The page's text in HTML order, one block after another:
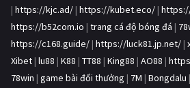
| https://kjc.ad/ | https://kubet.eco/ |
https://b52com.io | trang cá độ bóng đá |
https://c168.guide/ | https://luck81.jp.net/ |
Xibet | lu88 | K88 | TT88 | King88 | AO88 |
78win | game bài đổi thưởng | 7M | Bongdalu |